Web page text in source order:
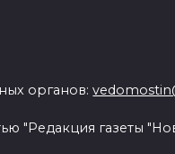
органов:
"Редакция газеты